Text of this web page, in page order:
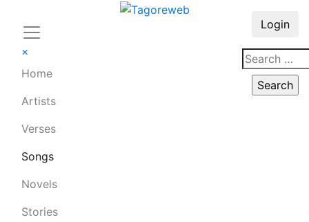
×
Home
Artists
Verses
Songs
Novels
Stories
Login